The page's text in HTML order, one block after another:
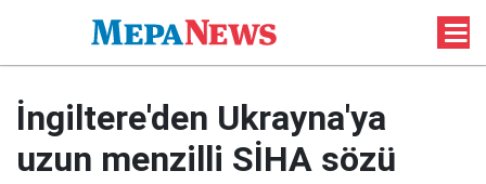
İngiltere'den Ukrayna'ya
uzun menzilli SİHA sözü